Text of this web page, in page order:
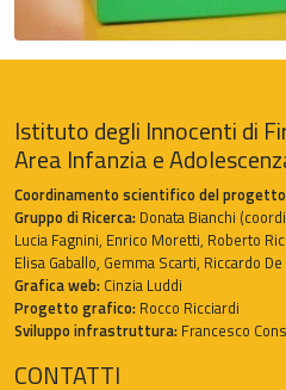
Istituto degli Innocenti di
Area Infanzia e
Coordinamento scientifico del
Gruppo di Ricerca: Donata Bianchi
Lucia Fagnini, Enrico Moretti, Roberto
Elisa Gaballo, Gemma Scarti, Riccardo
Grafica web: Cinzia Luddi
Progetto grafico: Rocco Ricciardi
Sviluppo infrastruttura: Francesco
CONTATTI